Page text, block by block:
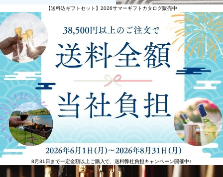
【送料込ギフトセット】2026サマーギフトカタログ販売中
8月31日まで一定金額以上ご購入で、送料弊社負担キャンペーン開催中♪